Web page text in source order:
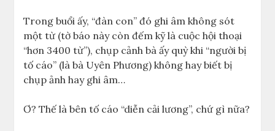
Trong buổi ấy, “đàn con” đó ghi âm không sót
một từ (tờ báo này còn đếm kỹ là cuộc hội thoại
“hơn 3400 từ”), chụp cảnh bà ấy quỳ khi “người bị
tố cáo” (là bà Uyên Phương) không hay biết bị
chụp ảnh hay ghi âm…
Ơ? Thế là bên tố cáo “diễn cải lương”, chứ gì nữa?